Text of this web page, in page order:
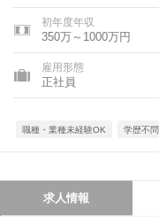
初年度年収
350万～1000万円
雇用形態
正社員
職種・業種未経験OK 学歴不問
求人情報